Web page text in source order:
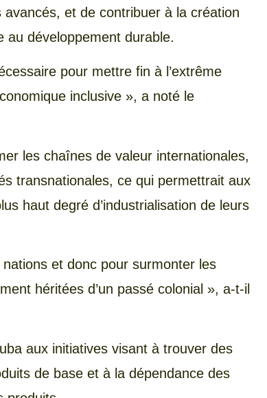
et de contribuer à la création
au développement durable.
pour mettre fin à l’extrême
inclusive », a noté le
les chaînes de valeur internationales,
transnationales, ce qui permettrait aux
haut degré d’industrialisation de leurs
et donc pour surmonter les
héritées d’un passé colonial », a-t-il
aux initiatives visant à trouver des
de base et à la dépendance des